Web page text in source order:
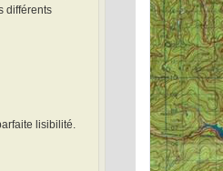
différents
lisibilité.